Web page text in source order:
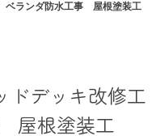
ランダ防水工事 屋根塗装工
デッキ改修工
屋根塗装工